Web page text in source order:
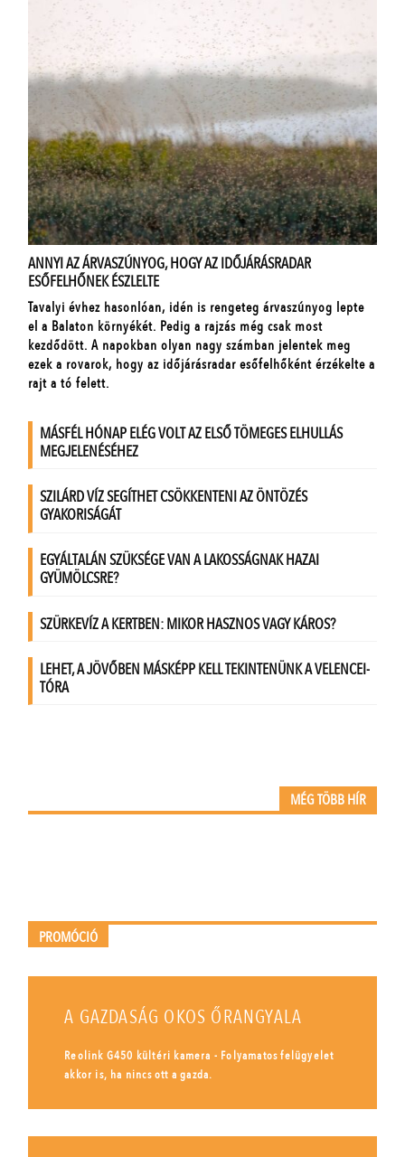
MÉG TÖBB HÍR
PROMÓCIÓ
A GAZDASÁG OKOS ŐRANGYALA
Reolink G450 kültéri kamera - Folyamatos felügyelet
akkor is, ha nincs ott a gazda.